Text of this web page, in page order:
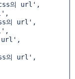
의 url',
의 url',
의 url',